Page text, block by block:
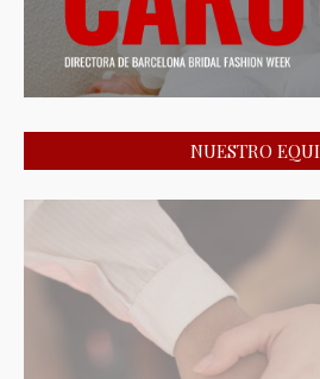
NUESTRO